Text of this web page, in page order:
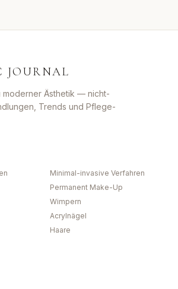
JOURNAL
moderner Ästhetik — nicht-
Trends und Pflege-
Minimal-invasive Verfahren
Permanent Make-Up
Wimpern
Acrylnägel
Haare